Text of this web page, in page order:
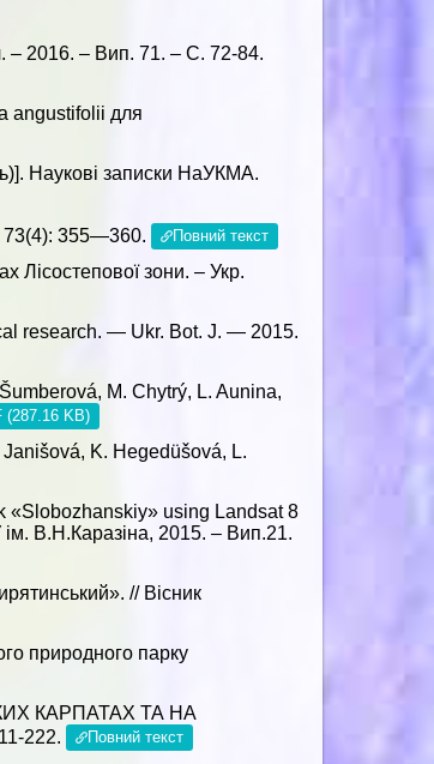
– 2016. – Вип. 71. – С. 72-84.
angustifolii для
Наукові записки НаУКМА.
73(4): 355—360. Повний текст
Лісостепової зони. – Укр.
research. — Ukr. Bot. J. — 2015.
M. Chytrý, L. Aunina,
(287.16 KB)
K. Hegedüšová, L.
«Slobozhanskiy» using Landsat 8
ім. В.Н.Каразіна, 2015. – Вип.21.
// Вісник
природного парку
КАРПАТАХ ТА НА
222.
Повний текст